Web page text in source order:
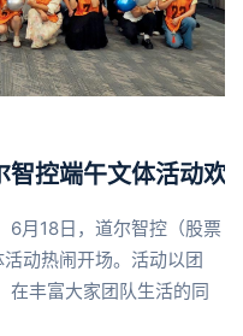
控端午文体活动欢
6月18日，道尔智控（股票
动热闹开场。活动以团
在丰富大家团队生活的同